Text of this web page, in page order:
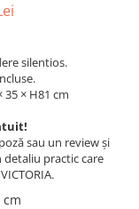
silentios.
35 × H81 cm
sau un review și
practic care
cm